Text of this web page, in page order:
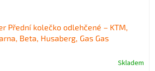
Přední kolečko odlehčené – KTM,
Beta, Husaberg, Gas Gas
Skladem